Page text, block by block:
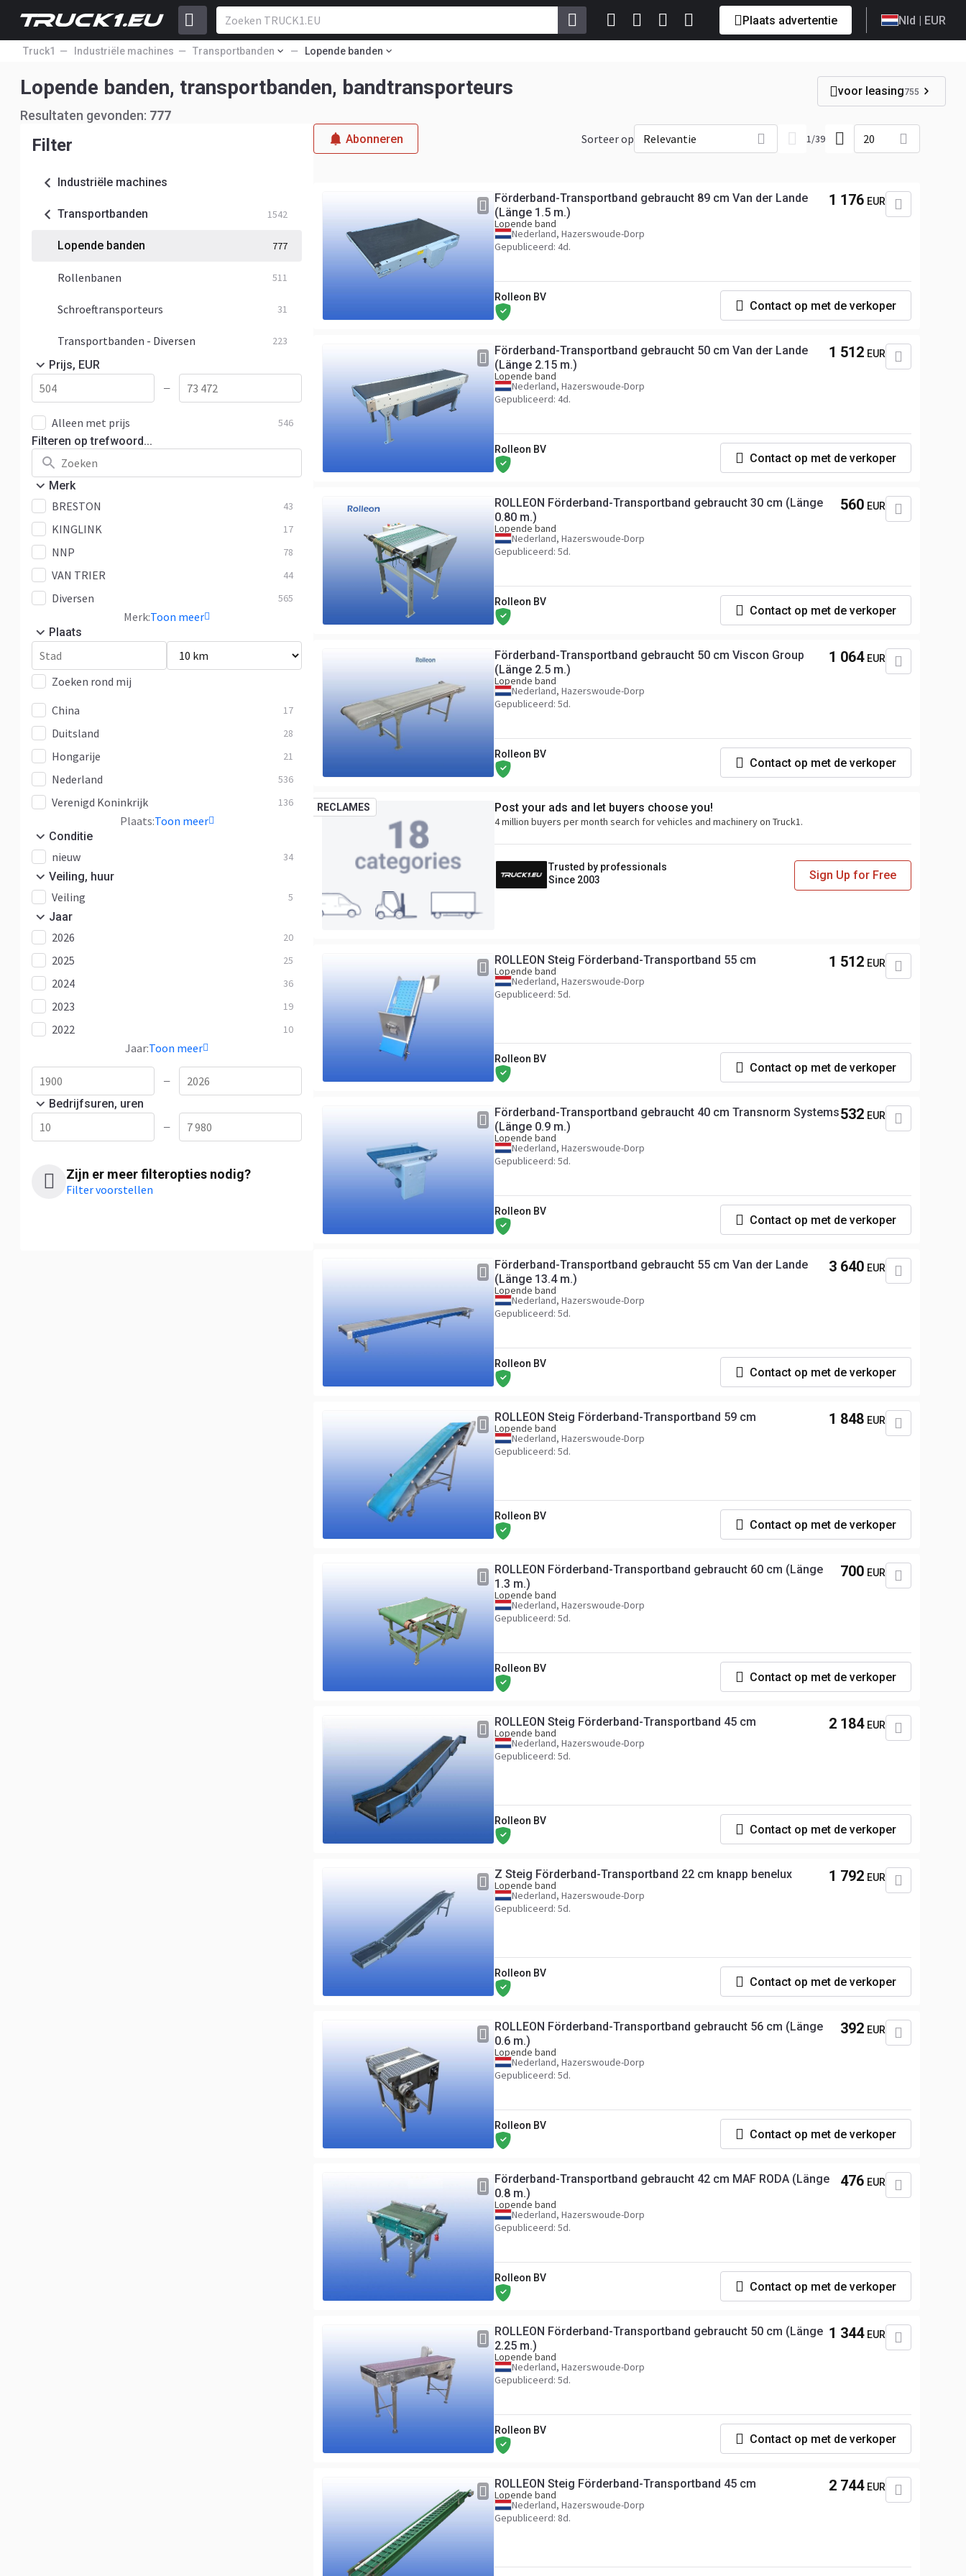
Plaats advertentie Nld | EUR
Truck1 Industriële machines Transportbanden Lopende banden
Lopende banden, transportbanden, bandtransporteurs
Resultaten gevonden: 777
voor leasing755
Filter
Industriële machines
Transportbanden 1542
Lopende banden 777
Rollenbanen 511
Schroeftransporteurs 31
Transportbanden - Diversen 223
Prijs, EUR
—
Alleen met prijs 546
Filteren op trefwoord...
Merk
BRESTON 43
KINGLINK 17
NNP 78
VAN TRIER 44
Diversen 565
Merk:Toon meer
Plaats
Zoeken rond mij
China
17
Duitsland 28
Hongarije 21
Nederland 536
Verenigd Koninkrijk 136
Plaats:Toon meer
Conditie
nieuw 34
Veiling, huur
Veiling 5
Jaar
2026 20
2025 25
2024 36
2023 19
2022 10
Jaar:Toon meer
—
Bedrijfsuren, uren
—
Zijn er meer filteropties nodig?
Filter voorstellen
Abonneren Sorteer op Relevantie 1/39 20
Förderband-Transportband gebraucht 89 cm Van der Lande
(Länge 1.5 m.)
Lopende band
Nederland, Hazerswoude-Dorp
Gepubliceerd: 4d.
1 176 EUR
Rolleon BV
Contact op met de verkoper
Förderband-Transportband gebraucht 50 cm Van der Lande
(Länge 2.15 m.)
Lopende band
Nederland, Hazerswoude-Dorp
Gepubliceerd: 4d.
1 512 EUR
Rolleon BV
Contact op met de verkoper
ROLLEON Förderband-Transportband gebraucht 30 cm (Länge
0.80 m.)
Lopende band
Nederland, Hazerswoude-Dorp
Gepubliceerd: 5d.
560 EUR
Rolleon BV
Contact op met de verkoper
Förderband-Transportband gebraucht 50 cm Viscon Group
(Länge 2.5 m.)
Lopende band
Nederland, Hazerswoude-Dorp
Gepubliceerd: 5d.
1 064 EUR
Rolleon BV
Contact op met de verkoper
RECLAMES Post your ads and let buyers choose you!
4 million buyers per month search for vehicles and machinery on Truck1.
Trusted by professionals
Since 2003
Sign Up for Free
ROLLEON Steig Förderband-Transportband 55 cm
Lopende band
Nederland, Hazerswoude-Dorp
Gepubliceerd: 5d.
1 512 EUR
Rolleon BV
Contact op met de verkoper
Förderband-Transportband gebraucht 40 cm Transnorm Systems
(Länge 0.9 m.)
Lopende band
Nederland, Hazerswoude-Dorp
Gepubliceerd: 5d.
532 EUR
Rolleon BV
Contact op met de verkoper
Förderband-Transportband gebraucht 55 cm Van der Lande
(Länge 13.4 m.)
Lopende band
Nederland, Hazerswoude-Dorp
Gepubliceerd: 5d.
3 640 EUR
Rolleon BV
Contact op met de verkoper
ROLLEON Steig Förderband-Transportband 59 cm
Lopende band
Nederland, Hazerswoude-Dorp
Gepubliceerd: 5d.
1 848 EUR
Rolleon BV
Contact op met de verkoper
ROLLEON Förderband-Transportband gebraucht 60 cm (Länge
1.3 m.)
Lopende band
Nederland, Hazerswoude-Dorp
Gepubliceerd: 5d.
700 EUR
Rolleon BV
Contact op met de verkoper
ROLLEON Steig Förderband-Transportband 45 cm
Lopende band
Nederland, Hazerswoude-Dorp
Gepubliceerd: 5d.
2 184 EUR
Rolleon BV
Contact op met de verkoper
Z Steig Förderband-Transportband 22 cm knapp benelux
Lopende band
Nederland, Hazerswoude-Dorp
Gepubliceerd: 5d.
1 792 EUR
Rolleon BV
Contact op met de verkoper
ROLLEON Förderband-Transportband gebraucht 56 cm (Länge
0.6 m.)
Lopende band
Nederland, Hazerswoude-Dorp
Gepubliceerd: 5d.
392 EUR
Rolleon BV
Contact op met de verkoper
Förderband-Transportband gebraucht 42 cm MAF RODA (Länge
0.8 m.)
Lopende band
Nederland, Hazerswoude-Dorp
Gepubliceerd: 5d.
476 EUR
Rolleon BV
Contact op met de verkoper
ROLLEON Förderband-Transportband gebraucht 50 cm (Länge
2.25 m.)
Lopende band
Nederland, Hazerswoude-Dorp
Gepubliceerd: 5d.
1 344 EUR
Rolleon BV
Contact op met de verkoper
ROLLEON Steig Förderband-Transportband 45 cm
Lopende band
Nederland, Hazerswoude-Dorp
Gepubliceerd: 8d.
2 744 EUR